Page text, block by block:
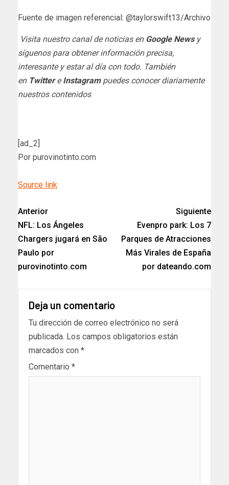
Fuente de imagen referencial: @taylorswift13/Archivo
Visita nuestro canal de noticias en Google Newsy
síguenos para obtener información precisa,
interesante y estar al día con todo. También
en TwittereInstagrampuedes conocer diariamente
nuestros contenidos
[ad_2]
Por purovinotinto.com
Source link
Anterior
NFL: Los Ángeles
Chargers jugará en São
Paulo por
purovinotinto.com
Siguiente
Evenpro park: Los 7
Parques de Atracciones
Más Virales de España
por dateando.com
Deja un comentario
Tu dirección de correo electrónico no será
publicada. Los campos obligatorios están
marcados con *
Comentario *